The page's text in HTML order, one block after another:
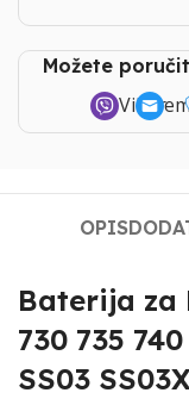
Možete
Viber
OPIS
Baterija za
730 735
SS03